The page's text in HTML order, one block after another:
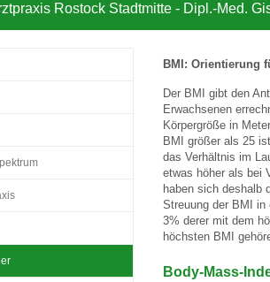
Jugendliche
Teenager: J1 bis
Impfreaktionen
Impfsicherheit
Sofortmaßnahmen
Notdienste
Link-Tipps
Wachstum-
Empfehlungen
Rostock Stadtmitte - Dipl.-Med.
BMI: Orientierung
Der BMI gibt den
Erwachsenen
Körpergröße in
BMI größer als 25
das Verhältnis im
etwas höher als bei
haben sich deshalb
Streuung der BMI in
3% derer mit dem
höchsten BMI
Body-Mass-